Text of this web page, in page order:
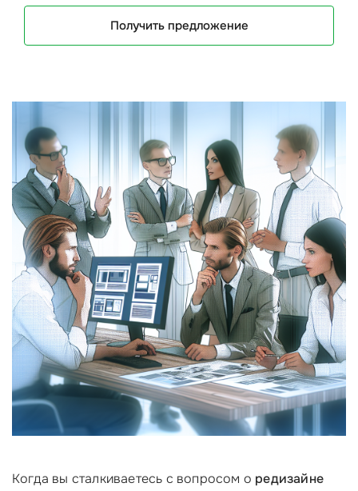
Получить предложение
Когда вы сталкиваетесь с вопросом о редизайне